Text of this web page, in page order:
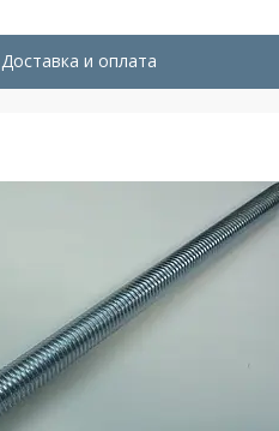
Доставка и оплата